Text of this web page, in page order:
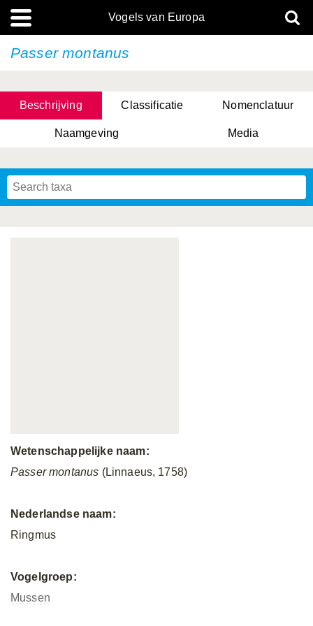
Vogels van Europa
Passer montanus
Beschrijving Classificatie Nomenclatuur
Naamgeving Media
Wetenschappelijke naam:
Passer montanus (Linnaeus, 1758)
Nederlandse naam:
Ringmus
Vogelgroep:
Mussen